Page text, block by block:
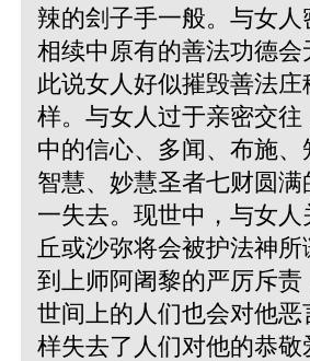
辣的刽子手一般。与女人
相续中原有的善法功德会
此说女人好似摧毁善法庄
样。与女人过于亲密交
中的信心、多闻、布施、
智慧、妙慧圣者七财圆满
一失去。现世中，与女人
丘或沙弥将会被护法神
到上师阿阇黎的严厉斥责
世间上的人们也会对他恶
样失去了人们对他的恭敬